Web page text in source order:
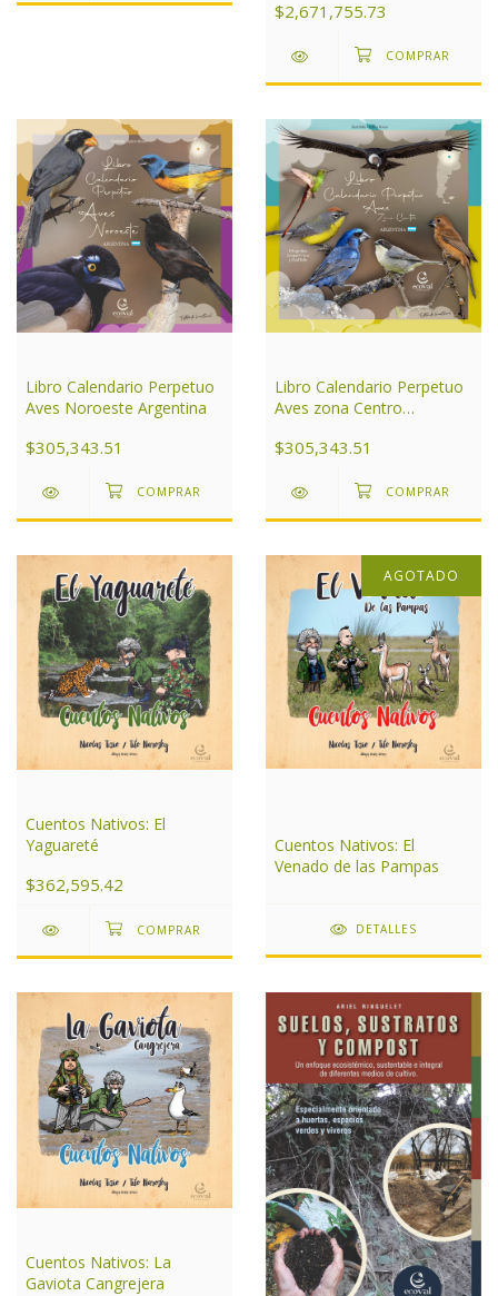
$2,671,755.73
Libro Calendario Perpetuo
Aves Noroeste Argentina
$305,343.51
Libro Calendario Perpetuo
Aves zona Centro
$305,343.51
Cuentos Nativos: El
Yaguareté
$362,595.42
AGOTADO
Cuentos Nativos: El
Venado de las Pampas
DETALLES
Cuentos Nativos: La
Gaviota Cangrejera